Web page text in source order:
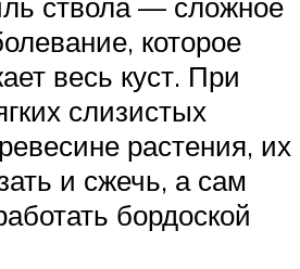
которое
весь куст. При
слизистых
растения, их
и сжечь, а сам
бордоской